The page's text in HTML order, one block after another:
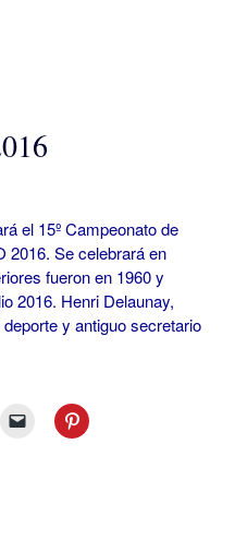
el 15º Campeonato de
2016. Se celebrará en
fueron en 1960 y
2016. Henri Delaunay,
y antiguo secretario